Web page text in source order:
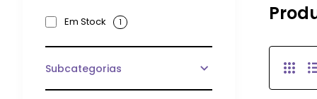
Em Stock 1
Subcategorias